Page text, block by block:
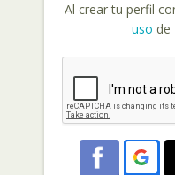
Al crear tu perfil
uso de